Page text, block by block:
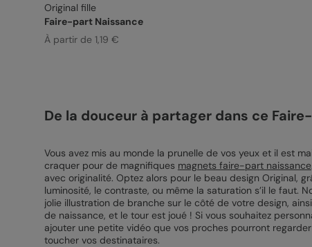
Original fille
Faire-part Naissance
À partir de 1,19 €
De la douceur à partager dans ce
Vous avez mis au monde la prunelle de vos yeux et il est
craquer pour de magnifiques magnets faire-part naissance
avec originalité. Optez alors pour le beau design Original,
luminosité, le contraste, ou même la saturation s’il le faut.
jolie illustration de branche sur le côté de votre design,
de naissance, et le tour est joué ! Si vous souhaitez
ajouter une petite vidéo que vos proches pourront
toucher vos destinataires.